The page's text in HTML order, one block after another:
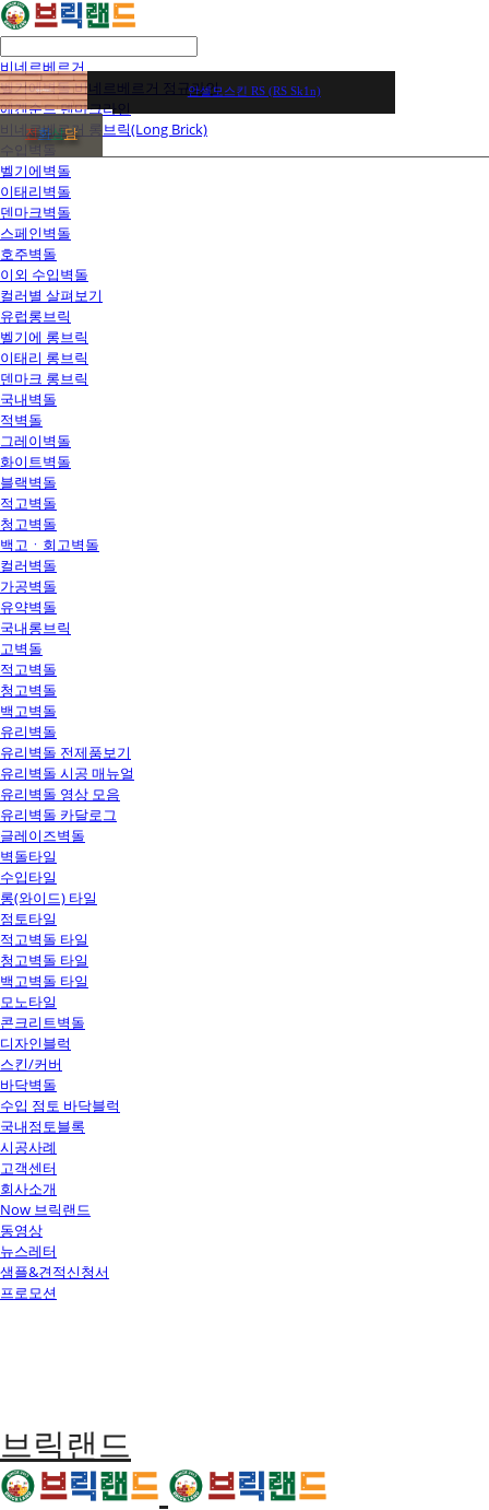
비네르베르거
벨기에벽돌 비네르베르거 정규라인
에겐순드 덴마크라인
비네르베르거 롱브릭(Long Brick)
수입벽돌
벨기에벽돌
이태리벽돌
덴마크벽돌
스페인벽돌
호주벽돌
이외 수입벽돌
컬러별 살펴보기
유럽롱브릭
벨기에 롱브릭
이태리 롱브릭
덴마크 롱브릭
국내벽돌
적벽돌
그레이벽돌
화이트벽돌
블랙벽돌
적고벽돌
청고벽돌
백고ㆍ회고벽돌
컬러벽돌
가공벽돌
유약벽돌
국내롱브릭
고벽돌
적고벽돌
청고벽돌
백고벽돌
유리벽돌
유리벽돌 전제품보기
유리벽돌 시공 매뉴얼
유리벽돌 영상 모음
유리벽돌 카달로그
글레이즈벽돌
벽돌타일
수입타일
롱(와이드) 타일
점토타일
적고벽돌 타일
청고벽돌 타일
백고벽돌 타일
모노타일
콘크리트벽돌
디자인블럭
스킨/커버
바닥벽돌
수입 점토 바닥블럭
국내점토블록
시공사례
고객센터
회사소개
Now 브릭랜드
동영상
뉴스레터
샘플&견적신청서
프로모션
브릭랜드
안셀모스킨 RS (RS Sk1n)
전화상담